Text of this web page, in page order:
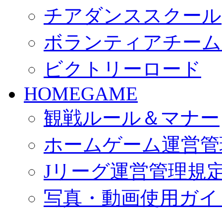
チアダンススクール
ボランティアチー
ビクトリーロード
HOMEGAME
観戦ルール＆マナー
ホームゲーム運営
Jリーグ運営管理規
写真・動画使用ガ